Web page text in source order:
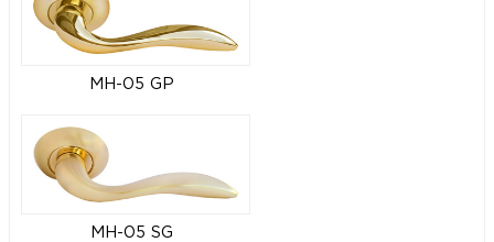
MH-05 GP
MH-05 SG